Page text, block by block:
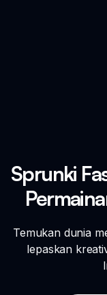
Sprunki
Temukan dunia
lepaskan